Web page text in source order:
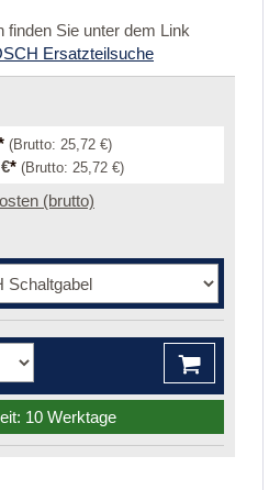
finden Sie unter dem Link
Ersatzteilsuche
(Brutto: 25,72 €)
* (Brutto: 25,72 €)
(brutto)
10 Werktage